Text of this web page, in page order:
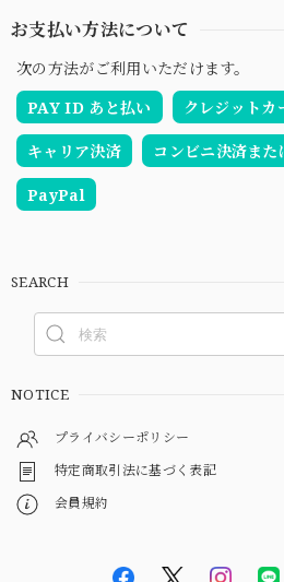
お支払い方法について
次の方法がご利用いただけます。
PAY ID あと払い
クレジットカ
キャリア決済 コンビニ決済ま
PayPal
SEARCH
NOTICE
プライバシーポリシー
特定商取引法に基づく表記
会員規約